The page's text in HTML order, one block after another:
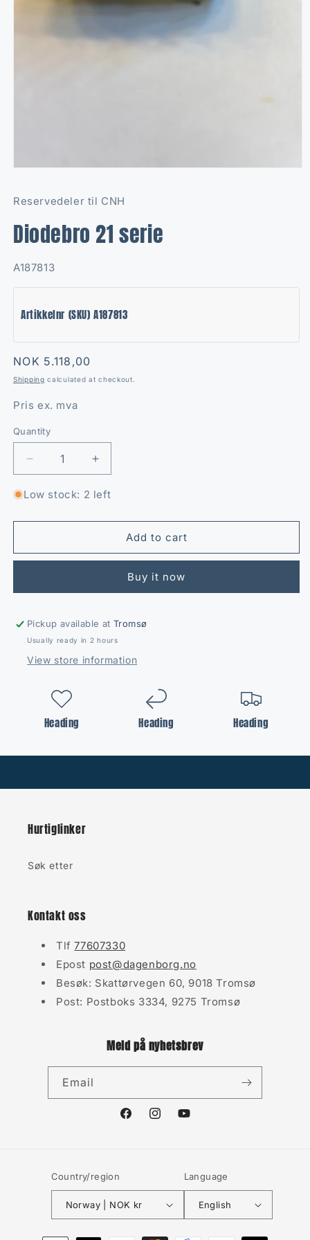
in
Reservedeler til CNH
Diodebro 21 serie
SKU:
A187813
Artikkelnr (SKU) A187813
Regular
price
NOK 5.118,00
Shipping calculated at checkout.
Pris ex. mva
Quantity
Quantity
Decrease
quantity
for
21
Increase
quantity
for
21
Low stock: 2 left
Add to cart
Buy it now
Pickup available atTromsø
Usually ready in 2 hours
View store information
Heading Heading Heading
Hurtiglinker
Søk etter
Kontakt oss
Tlf77607330
Epost post@dagenborg.no
Besøk: Skattørvegen 60, 9018 Tromsø
Post: Postboks 3334, 9275 Tromsø
Meld på nyhetsbrev
Email
FacebookInstagramYouTube
Country/region
Norway | NOK kr
Language
English